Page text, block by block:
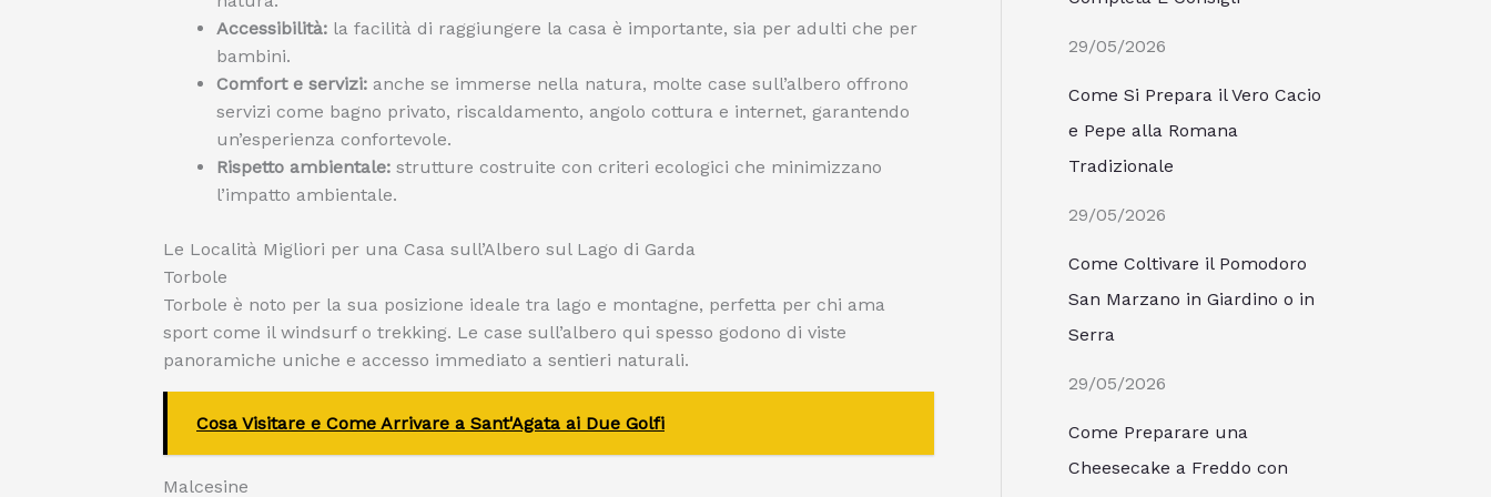
Accessibilità: la facilità di raggiungere la casa è importante, sia per adulti che per
bambini.
Comfort e servizi: anche se immerse nella natura, molte case sull’albero offrono
servizi come bagno privato, riscaldamento, angolo cottura e internet, garantendo
un’esperienza confortevole.
Rispetto ambientale: strutture costruite con criteri ecologici che minimizzano
l’impatto ambientale.
Le Località Migliori per una Casa sull’Albero sul Lago di Garda
Torbole
Torbole è noto per la sua posizione ideale tra lago e montagne, perfetta per chi ama
sport come il windsurf o trekking. Le case sull’albero qui spesso godono di viste
panoramiche uniche e accesso immediato a sentieri naturali.
Cosa Visitare e Come Arrivare a Sant'Agata ai Due Golfi
Malcesine
29/05/2026
Come Si Prepara il Vero Cacio
e Pepe alla Romana
Tradizionale
29/05/2026
Come Coltivare il Pomodoro
San Marzano in Giardino o in
Serra
29/05/2026
Come Preparare una
Cheesecake a Freddo con